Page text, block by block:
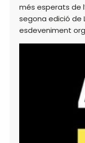
més esperats de
segona edició de
esdeveniment